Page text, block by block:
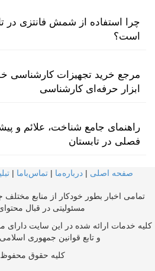
چرا استفاده از شمش فانتزی در
است؟
مرجع خرید تجهیزات کارشناسی
ابزار حرفه‌ای کارشناسی
راهنمای جامع شناخت، علائم و
فصلی در تابستان
صفحه اصلی | درباره‌ما | تماس‌با‌ما |
تمامی اخبار بطور خودکار از منابع
مسئولیتی در قبال محتوای
کلیه خدمات ارائه شده در این سایت دارای
و تابع قوانین جمهوری
کلیه حقوق